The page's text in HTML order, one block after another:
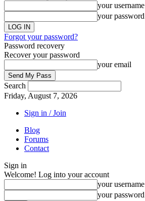
your username
your password
Forgot your password?
Password recovery
Recover your password
your email
Search
Friday, August 7, 2026
Sign in / Join
Blog
Forums
Contact
Sign in
Welcome! Log into your account
your username
your password